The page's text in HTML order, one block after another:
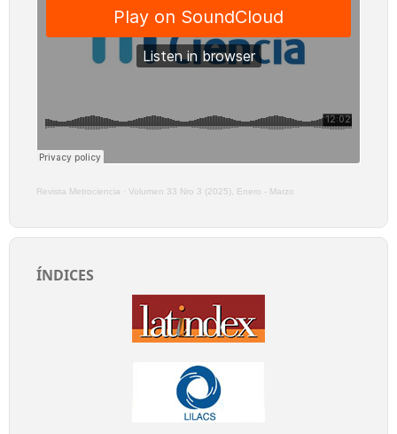
Revista Metrociencia · Volumen 33 Nro 3 (2025), Enero - Marzo
ÍNDICES